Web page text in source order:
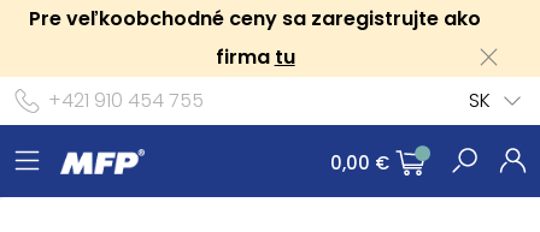
Pre veľkoobchodné ceny sa zaregistrujte ako
firma tu
+421 910 454 755
SK
0,00 €